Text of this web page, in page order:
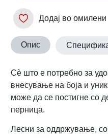
Додај во омилени
Опис
Сè што е потребно за
внесување на боја и
може да се постигне со
перница.
Лесни за оддржување, со